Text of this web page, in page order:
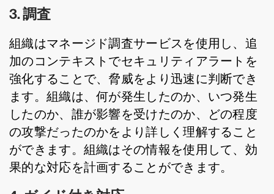
3. 調査
組織はマネージド調査サービスを使用し、追
加のコンテキストでセキュリティアラートを
強化することで、脅威をより迅速に判断でき
ます。組織は、何が発生したのか、いつ発生
したのか、誰が影響を受けたのか、どの程度
の攻撃だったのかをより詳しく理解すること
ができます。組織はその情報を使用して、効
果的な対応を計画することができます。